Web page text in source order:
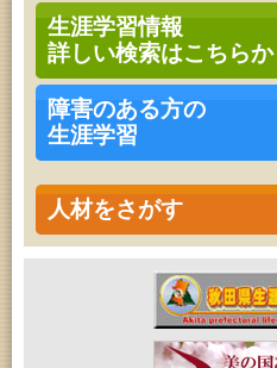
生涯学習情報
詳しい検索はこちらか
障害のある方の
生涯学習
人材をさがす
ークショップ」
2026年08月11日 (秋田市)
令和8年度 椎名雄一郎オ
ト
2026年08月14日 (秋田市)
成人教育「古文書解読講
2026年08月15日 (秋田市)
乳幼児教育・青少年教育
2026年08月15日 (秋田市)
乳幼児教育「作ってあそ
ティック』を作ろう！」
2026年08月15日 (秋田市)
乳幼児教育「パンダのえ
2026年08月17日 (秋田市)
高齢者教育「茨島七丁目
2026年08月17日 (秋田市)
女性教育「ミセスセミナ